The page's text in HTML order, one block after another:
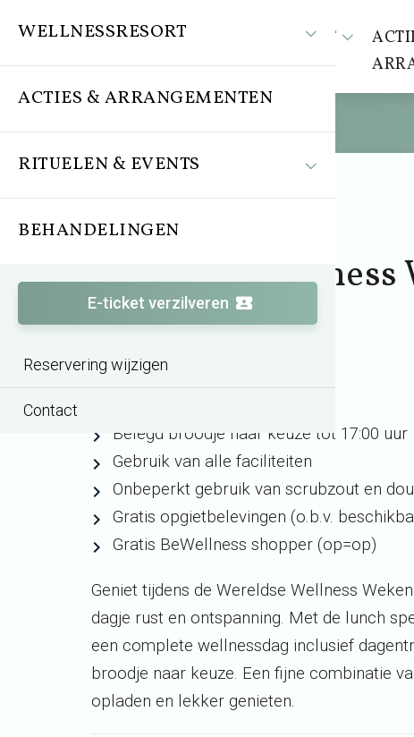
WELLNESSRESORT
WELLNESSRESORT
ACTIES & ARRANGEMENTEN
RITUELEN & EVENTS
BEHANDELINGEN
E-ticket verzilveren
Reservering wijzigen
Contact
Wereldse Wellness
Lunch Special
Belegd broodje naar keuze tot 17:00 uur
Gebruik van alle faciliteiten
Onbeperkt gebruik van scrubzout en
Gratis opgietbelevingen (o.b.v.
Gratis BeWellness shopper (op=op)
Geniet tijdens de Wereldse Wellness
dagje rust en ontspanning. Met de lunch
een complete wellnessdag inclusief
broodje naar keuze. Een fijne combinatie
opladen en lekker genieten.